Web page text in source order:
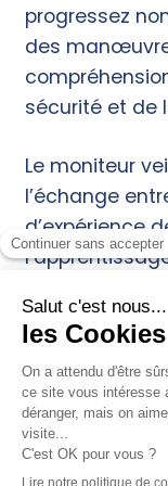
progressez
des
sécurité et de
Le moniteur
l’échange
d’expérience
Optimisez
profitez de
Pour celles et
Dunkerque